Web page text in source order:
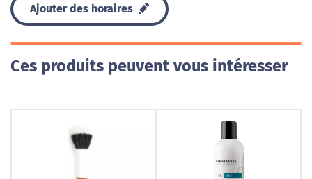
Ajouter des horaires
Ces produits peuvent vous intéresser